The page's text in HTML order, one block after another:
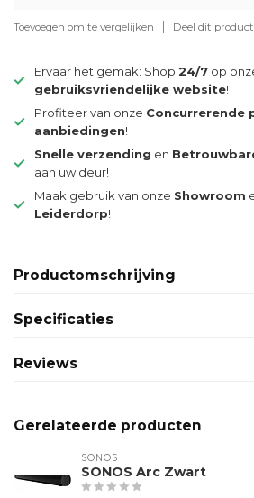
Toevoegen om te vergelijken Deel dit product
Ervaar het gemak: Shop 24/7 op
gebruiksvriendelijke website!
Profiteer van onze Concurrerende
aanbiedingen!
Snelle verzending en
aan uw deur!
Maak gebruik van onze Showroom
Leiderdorp!
Productomschrijving
Specificaties
Reviews
Gerelateerde producten
SONOS
SONOS Arc Zwart